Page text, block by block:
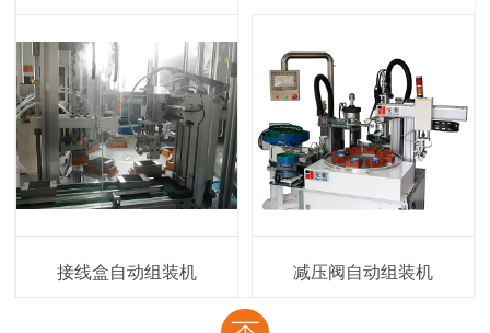
接线盒自动组装机 减压阀自动组装机